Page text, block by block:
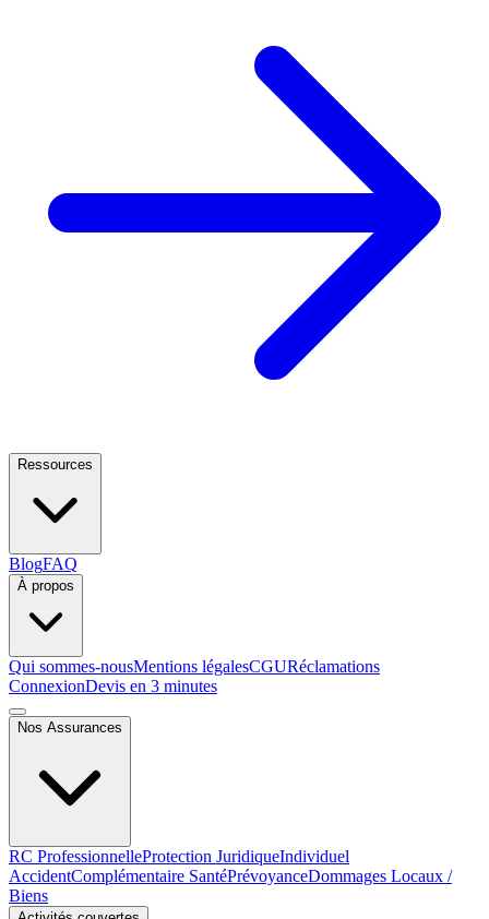
Ressources
BlogFAQ
À propos
Qui sommes-nousMentions légalesCGURéclamations
ConnexionDevis en 3 minutes
Nos Assurances
RC ProfessionnelleProtection JuridiqueIndividuel
AccidentComplémentaire SantéPrévoyanceDommages Locaux /
Biens